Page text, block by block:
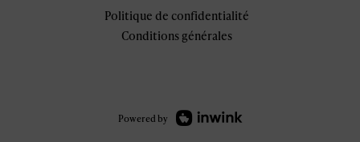
Politique de confidentialité
Conditions générales
Powered by